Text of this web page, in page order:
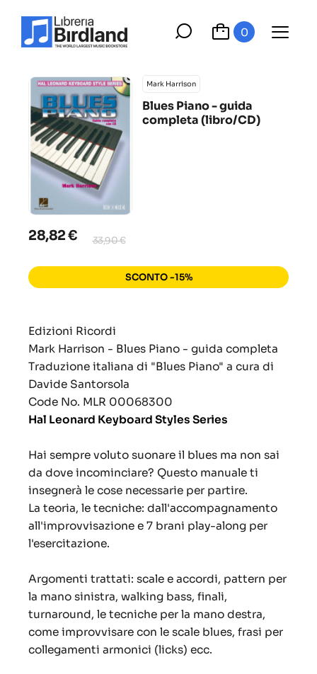
0
Mark Harrison
Blues Piano - guida
completa (libro/CD)
28,82 € 33,90 €
SCONTO -15%
Edizioni Ricordi
Mark Harrison - Blues Piano - guida completa
Traduzione italiana di "Blues Piano" a cura di
Davide Santorsola
Code No. MLR 00068300
Hal Leonard Keyboard Styles Series
Hai sempre voluto suonare il blues ma non sai
da dove incominciare? Questo manuale ti
insegnerà le cose necessarie per partire.
La teoria, le tecniche: dall'accompagnamento
all'improvvisazione e 7 brani play-along per
l'esercitazione.
Argomenti trattati: scale e accordi, pattern per
la mano sinistra, walking bass, finali,
turnaround, le tecniche per la mano destra,
come improvvisare con le scale blues, frasi per
collegamenti armonici (licks) ecc.